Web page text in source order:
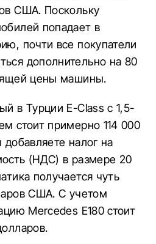
США. Поскольку
попадает в
почти все покупатели
дополнительно на 80
цены машины.
в Турции E-Class с 1,5-
стоит примерно 114 000
налог на
(НДС) в размере 20
получается чуть
США. С учетом
Mercedes E180 стоит